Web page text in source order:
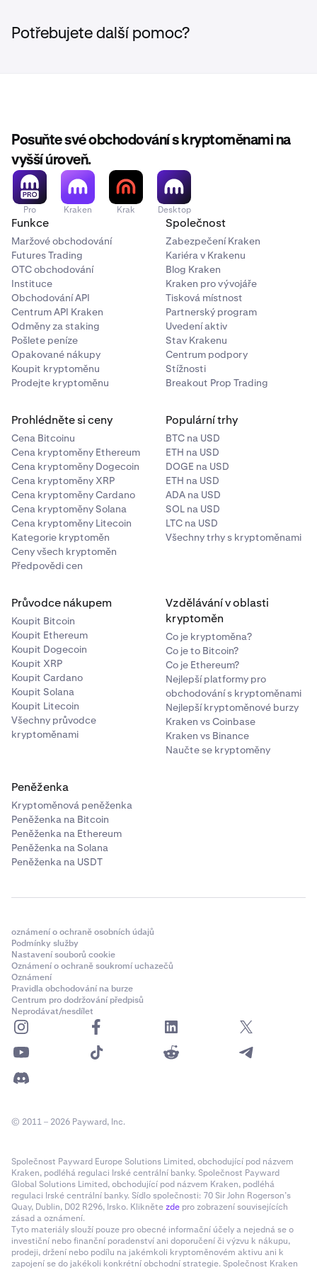
infrastrukturu připojení. Token SPACE pohání tuto
satelitní síť DePIN. Zjistěte více na
• Obchodujte SPACE na Krakenu
Potřebujete další pomoc?
Posuňte své obchodování s kryptoměnami na
vyšší úroveň.
Pro Kraken Krak Desktop
Funkce
Maržové obchodování
Futures Trading
OTC obchodování
Instituce
Obchodování API
Centrum API Kraken
Odměny za staking
Pošlete peníze
Opakované nákupy
Koupit kryptoměnu
Prodejte kryptoměnu
Společnost
Zabezpečení Kraken
Kariéra v Krakenu
Blog Kraken
Kraken pro vývojáře
Tisková místnost
Partnerský program
Uvedení aktiv
Stav Krakenu
Centrum podpory
Stížnosti
Breakout Prop Trading
Prohlédněte si ceny
Cena Bitcoinu
Cena kryptoměny Ethereum
Cena kryptoměny Dogecoin
Cena kryptoměny XRP
Cena kryptoměny Cardano
Cena kryptoměny Solana
Cena kryptoměny Litecoin
Kategorie kryptoměn
Ceny všech kryptoměn
Předpovědi cen
Populární trhy
BTC na USD
ETH na USD
DOGE na USD
ETH na USD
ADA na USD
SOL na USD
LTC na USD
Všechny trhy s kryptoměnami
Průvodce nákupem
Koupit Bitcoin
Koupit Ethereum
Koupit Dogecoin
Koupit XRP
Koupit Cardano
Koupit Solana
Koupit Litecoin
Všechny průvodce
kryptoměnami
Vzdělávání v oblasti
kryptoměn
Co je kryptoměna?
Co je to Bitcoin?
Co je Ethereum?
Nejlepší platformy pro
obchodování s kryptoměnami
Nejlepší kryptoměnové burzy
Kraken vs Coinbase
Kraken vs Binance
Naučte se kryptoměny
Peněženka
Kryptoměnová peněženka
Peněženka na Bitcoin
Peněženka na Ethereum
Peněženka na Solana
Peněženka na USDT
oznámení o ochraně osobních údajů
Podmínky služby
Nastavení souborů cookie
Oznámení o ochraně soukromí uchazečů
Oznámení
Pravidla obchodování na burze
Centrum pro dodržování předpisů
Neprodávat/nesdílet
© 2011 – 2026 Payward, Inc.
Společnost Payward Europe Solutions Limited, obchodující pod názvem
Kraken, podléhá regulaci Irské centrální banky. Společnost Payward
Global Solutions Limited, obchodující pod názvem Kraken, podléhá
regulaci Irské centrální banky. Sídlo společnosti: 70 Sir John Rogerson’s
Quay, Dublin, D02 R296, Irsko. Kliknětezde pro zobrazení souvisejících
zásad a oznámení.
Tyto materiály slouží pouze pro obecné informační účely a nejedná se o
investiční nebo finanční poradenství ani doporučení či výzvu k nákupu,
prodeji, držení nebo podílu na jakémkoli kryptoměnovém aktivu ani k
zapojení se do jakékoli konkrétní obchodní strategie. Společnost Kraken